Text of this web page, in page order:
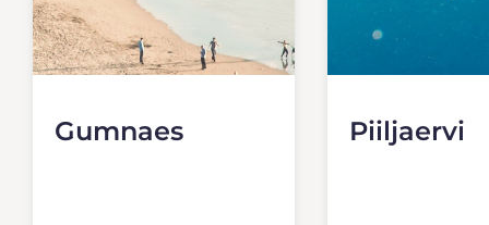
Gumnaes Piiljaervi